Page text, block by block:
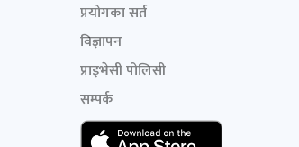
प्रयोगका सर्त
विज्ञापन
प्राइभेसी पोलिसी
सम्पर्क